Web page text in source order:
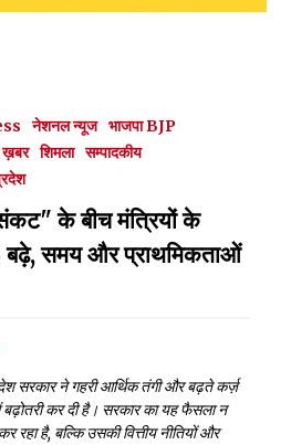
नेशनल न्यूज भाजपा BJP
ख़बर शिमला सम्पादकीय
संकट" के बीच मंत्रियों के
बढ़े, समय और प्राथमिकताओं
सरकार ने गहरी आर्थिक तंगी और बढ़ते कर्ज़
बढ़ोतरी कर दी है। सरकार का यह फैसला न
है, बल्कि उसकी वित्तीय नीतियों और